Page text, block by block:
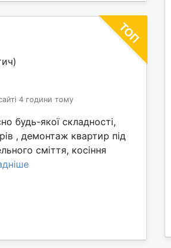
4 години тому
будь-якої складності,
, демонтаж квартир під
сміття, косіння